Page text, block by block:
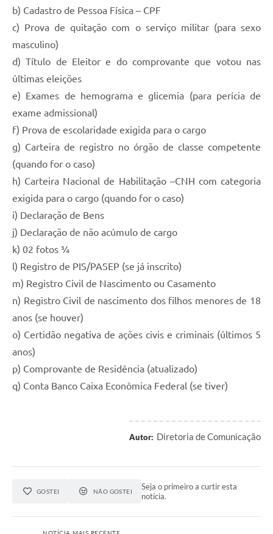
b) Cadastro de Pessoa Física – CPF
c) Prova de quitação com o serviço militar (para sexo
masculino)
d) Título de Eleitor e do comprovante que votou nas
últimas eleições
e) Exames de hemograma e glicemia (para perícia de
exame admissional)
f) Prova de escolaridade exigida para o cargo
g) Carteira de registro no órgão de classe competente
(quando for o caso)
h) Carteira Nacional de Habilitação –CNH com categoria
exigida para o cargo (quando for o caso)
i) Declaração de Bens
j) Declaração de não acúmulo de cargo
k) 02 fotos ¾
l) Registro de PIS/PASEP (se já inscrito)
m) Registro Civil de Nascimento ou Casamento
n) Registro Civil de nascimento dos filhos menores de 18
anos (se houver)
o) Certidão negativa de ações civis e criminais (últimos 5
anos)
p) Comprovante de Residência (atualizado)
q) Conta Banco Caixa Econômica Federal (se tiver)
Autor: Diretoria de Comunicação
GOSTEI NÃO GOSTEI
Seja o primeiro a curtir esta
notícia.
NOTÍCIA MAIS RECENTE